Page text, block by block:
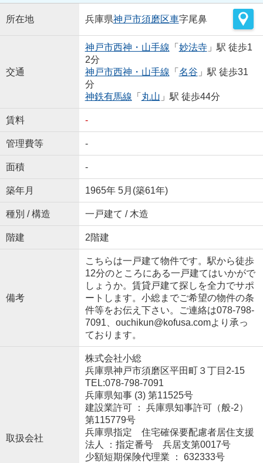
所在地 兵庫県神戸市須磨区車字尾鼻
交通
神戸市西神・山手線 「 妙法寺」駅 徒歩1
2分
神戸市西神・山手線 「 名谷 」駅 徒歩31
分
神鉄有馬線 「 丸山 」駅 徒歩44分
賃料 -
管理費等 -
面積 -
築年月 1965年 5月(築61年)
種別 / 構造 一戸建て / 木造
階建 2階建
備考
こちらは一戸建て物件です。駅から徒歩
12分のところにある一戸建てはいかがで
しょうか。賃貸戸建て探しを全力でサポ
ートします。小総までご希望の物件の条
件等をお伝え下さい。ご連絡は078-798-
7091、ouchikun@kofusa.comより承っ
ております。
取扱会社
株式会社小総
兵庫県神戸市須磨区平田町３丁目2-15
TEL:078-798-7091
兵庫県知事 (3) 第11525号
建設業許可 ： 兵庫県知事許可（般-2）
第115779号
兵庫県指定 住宅確保要配慮者居住支援
法人 ：指定番号 兵居支第0017号
少額短期保険代理業 ： 632333号